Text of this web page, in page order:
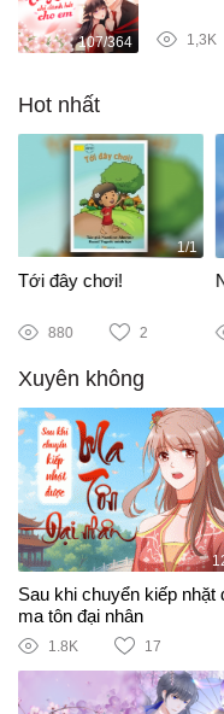
107/364 1,3K
Hot nhất
1/1
Tới đây chơi!
880 2
Xuyên không
Sau khi chuyển kiếp nhặt
ma tôn đại nhân
1.8K 17